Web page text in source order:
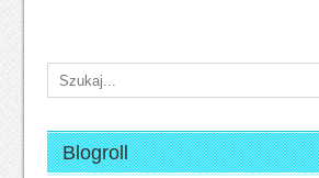
Blogroll